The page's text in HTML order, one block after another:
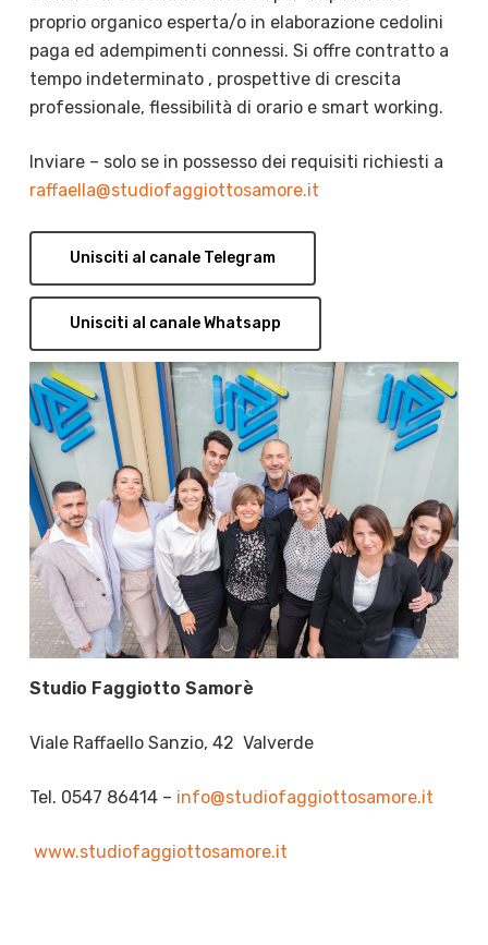
proprio organico esperta/o in elaborazione cedolini
paga ed adempimenti connessi. Si offre contratto a
tempo indeterminato , prospettive di crescita
professionale, flessibilità di orario e smart working.
Inviare – solo se in possesso dei requisiti richiesti a
raffaella@studiofaggiottosamore.it
Unisciti al canale Telegram
Unisciti al canale Whatsapp
Studio Faggiotto Samorè
Viale Raffaello Sanzio, 42 Valverde
Tel. 0547 86414 – info@studiofaggiottosamore.it
www.studiofaggiottosamore.it